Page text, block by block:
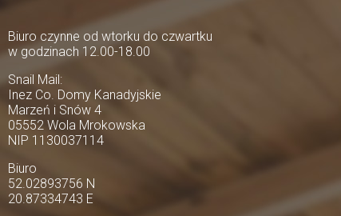
Biuro czynne od wtorku do czwartku
w godzinach 12.00-18.00
Snail Mail:
Inez Co. Domy Kanadyjskie
Marzeń i Snów 4
05552 Wola Mrokowska
NIP 1130037114
Biuro
52.02893756 N
20.87334743 E